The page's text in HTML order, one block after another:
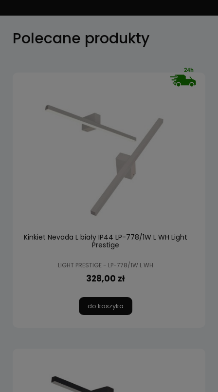
Polecane produkty
Kinkiet Nevada L biały IP44 LP-778/1W L WH Light
Prestige
LIGHT PRESTIGE - LP-778/1W L WH
328,00 zł
do koszyka